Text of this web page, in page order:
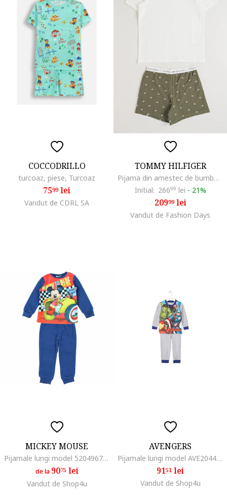
COCCODRILLO
turcoaz, piese, Turcoaz
7599lei
Vandut de CDRL SA
TOMMY HILFIGER
Pijama din amestec de bumbac cu pantaloni scurti, Verde masliniu/Alb optic
Initial: 26699 lei - 21%
20999lei
Vandut de Fashion Days
MICKEY MOUSE
Pijamale lungi model 52049671, Albastru
de la 9075lei
Vandut de Shop4u
AVENGERS
Pijamale lungi model AVE2044, Gri
9151 lei
Vandut de Shop4u